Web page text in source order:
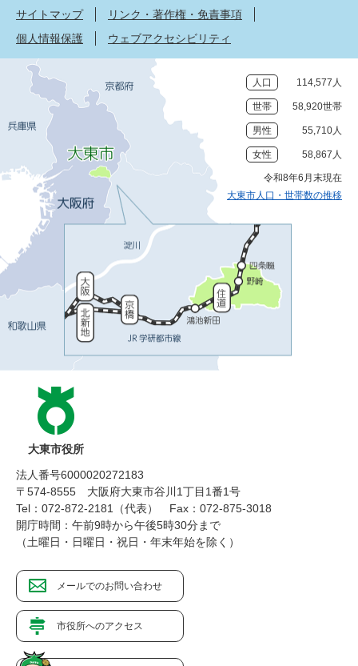
サイトマップ
リンク・著作権・免責事項
個人情報保護
ウェブアクセシビリティ
人口 114,577人
世帯 58,920世帯
男性 55,710人
女性 58,867人
令和8年6月末現在
大東市人口・世帯数の推移
大東市役所
法人番号6000020272183
〒574-8555 大阪府大東市谷川1丁目1番1号
Tel：072-872-2181（代表）
Fax：072-875-3018
開庁時間：午前9時から午後5時30分まで
（土曜日・日曜日・祝日・年末年始を除く）
メールでのお問い合わせ
市役所へのアクセス